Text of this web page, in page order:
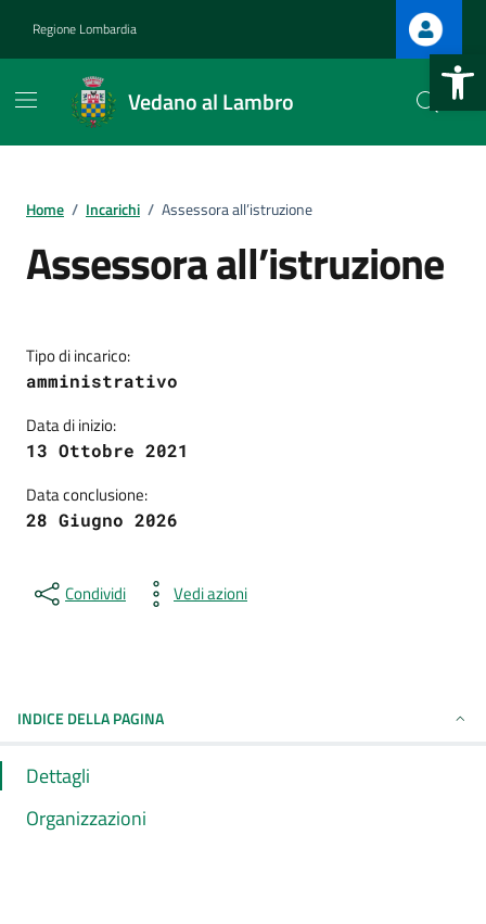
Regione Lombardia
Vedano al Lambro
Home / Incarichi / Assessora all’istruzione
Assessora all’istruzione
Tipo di incarico:
amministrativo
Data di inizio:
13 Ottobre 2021
Data conclusione:
28 Giugno 2026
Condividi Vedi azioni
INDICE DELLA PAGINA
Dettagli
Organizzazioni